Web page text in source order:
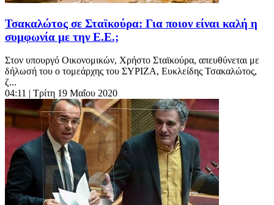
Τσακαλώτος σε Σταϊκούρα: Για ποιον είναι καλή η
συμφωνία με την Ε.Ε.;
Στον υπουργό Οικονομικών, Χρήστο Σταϊκούρα, απευθύνεται με
δήλωσή του ο τομεάρχης του ΣΥΡΙΖΑ, Ευκλείδης Τσακαλώτος,
ζ...
04:11 | Τρίτη 19 Μαΐου 2020